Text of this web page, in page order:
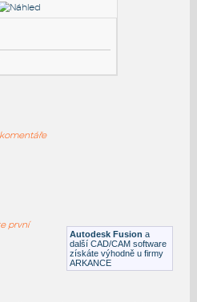
:
Autodesk Fusion a
další CAD/CAM software
získáte výhodně u firmy
ARKANCE
první